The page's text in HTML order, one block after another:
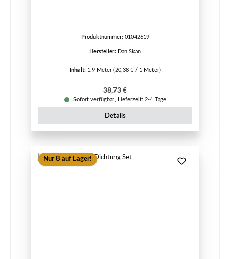
Produktnummer: 01042619
Hersteller: Dan Skan
Inhalt: 1.9 Meter (20,38 € / 1 Meter)
Regulärer Preis:
38,73 €
Sofort verfügbar, Lieferzeit: 2-4 Tage
Details
Nur 8 auf Lager!